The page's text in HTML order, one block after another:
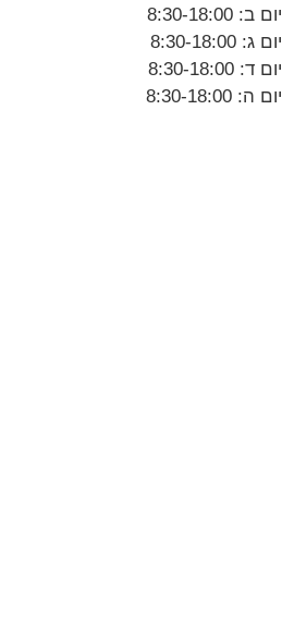
יום ב: 8:30-18:00
יום ג: 8:30-18:00
יום ד: 8:30-18:00
יום ה: 8:30-18:00